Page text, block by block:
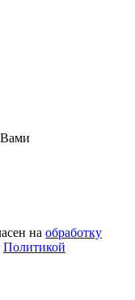
Вами
на обработку
Политикой